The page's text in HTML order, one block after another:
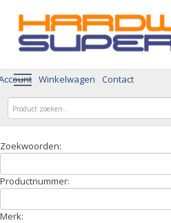
Winkelwagen Contact
Zoekwoorden:
Productnummer:
Merk: